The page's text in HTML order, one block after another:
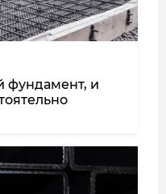
фундамент, и